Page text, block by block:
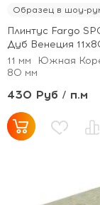
Образец в шоу-
Плинтус Fargo
Дуб Венеция
11 мм
Южная
80 мм
430 Руб / п.м